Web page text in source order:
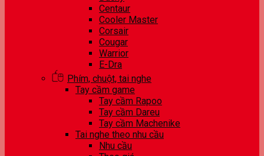
Centaur
Cooler Master
Corsair
Cougar
Warrior
E-Dra
Phím, chuột, tai nghe
Tay cầm game
Tay cầm Rapoo
Tay cầm Dareu
Tay cầm Machenike
Tai nghe theo nhu cầu
Nhu cầu